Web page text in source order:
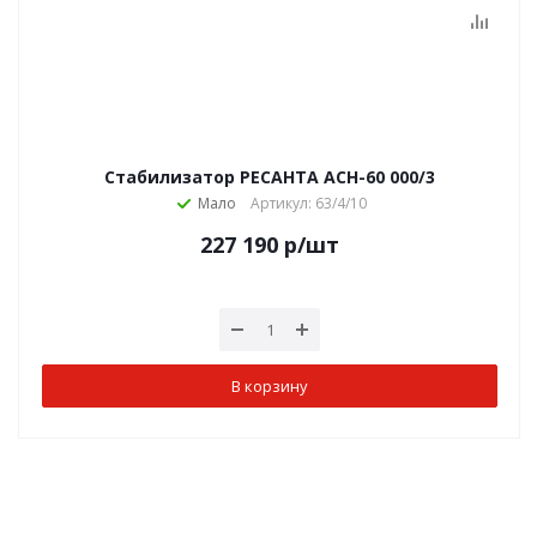
Стабилизатор РЕСАНТА АСН-60 000/3
Мало Артикул: 63/4/10
227 190 р/шт
В корзину